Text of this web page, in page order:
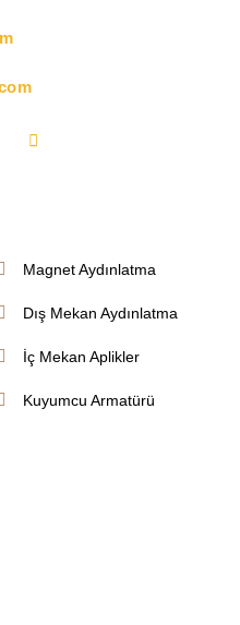
Magnet Aydınlatma
Dış Mekan Aydınlatma
İç Mekan Aplikler
Kuyumcu Armatürü